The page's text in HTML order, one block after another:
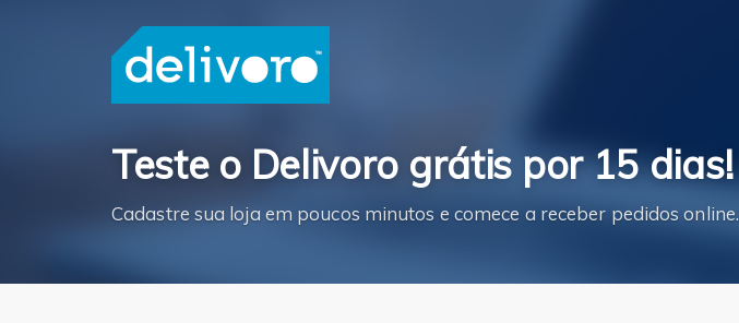
Teste o Delivoro grátis por 15 dias!
Cadastre sua loja em poucos minutos e comece a receber pedidos online.